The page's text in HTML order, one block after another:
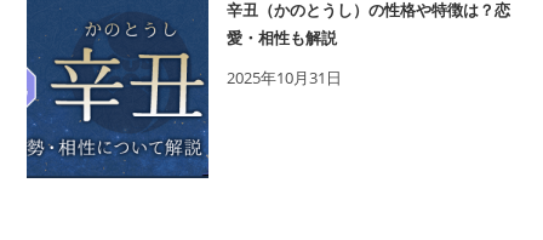
辛丑（かのとうし）の性格や特徴は？恋
愛・相性も解説
2025年10月31日